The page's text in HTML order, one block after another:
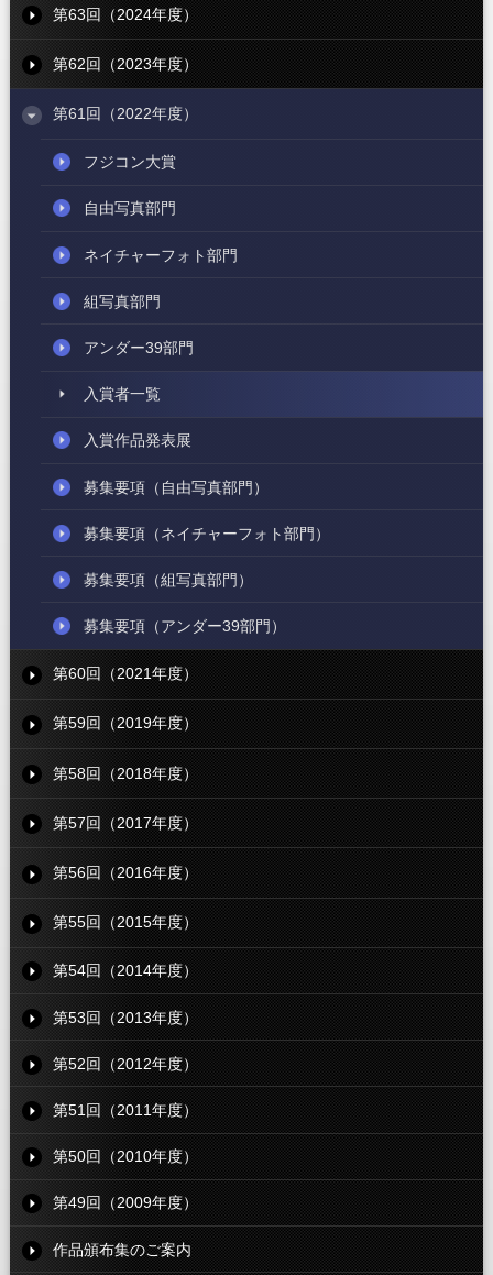
第63回（2024年度）
第62回（2023年度）
第61回（2022年度）
フジコン大賞
自由写真部門
ネイチャーフォト部門
組写真部門
アンダー39部門
入賞者一覧
入賞作品発表展
募集要項 （自由写真部門）
募集要項 （ネイチャーフォト部門）
募集要項 （組写真部門）
募集要項 （アンダー39部門）
第60回（2021年度）
第59回（2019年度）
第58回（2018年度）
第57回（2017年度）
第56回（2016年度）
第55回（2015年度）
第54回（2014年度）
第53回（2013年度）
第52回（2012年度）
第51回（2011年度）
第50回（2010年度）
第49回（2009年度）
作品頒布集のご案内